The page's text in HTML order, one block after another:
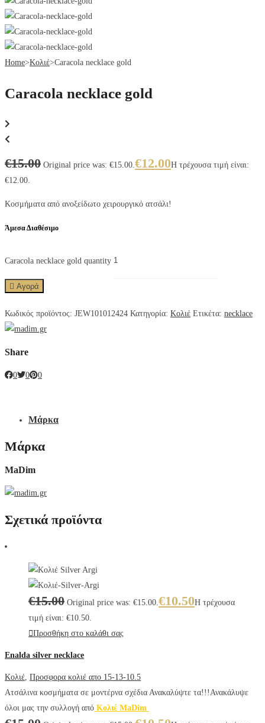
Home>Κολιέ>Caracola necklace gold
Caracola necklace gold
€15.00 Original price was: €15.00. €12.00Η τρέχουσα τιμή είναι:
€12.00.
Κοσμήματα από ανοξείδωτο χειρουργικό ατσάλι!
Άμεσα Διαθέσιμο
Caracola necklace gold quantity
Αγορά
Κωδικός προϊόντος: JEW101012424 Κατηγορία: Κολιέ Ετικέτα: necklace
Share
0 0 0
Μάρκα
Μάρκα
MaDim
Σχετικά προϊόντα
€15.00 Original price was: €15.00.€10.50Η τρέχουσα
τιμή είναι: €10.50.
Προσθήκη στο καλάθι σας
Enalda silver necklace
Κολιέ, Προσφορα κολιέ απο 15-13-10.5
Ατσάλινα κοσμήματα σε μοντέρνα σχέδια Ανακαλύψτε τα!!!Ανακάλυψε
όλοι μας την συλλογή από Κολιέ MaDim